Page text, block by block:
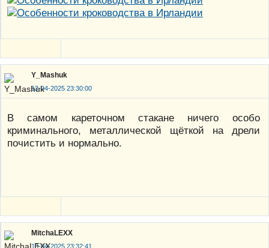
Y_Mashuk
13-04-2025 23:30:00
В самом кареточном стакане ничего особо
криминального, металлической щёткой на дрели
почистить и нормально.
MitchaLEXX
13-04-2025 23:32:41